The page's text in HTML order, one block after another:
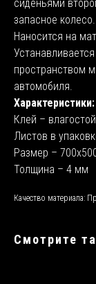
сиденьями
запасное колесо.
Наносится на
пространством
автомобиля.
Характеристики:
Клей –
Листов в
Размер –
Толщина – 4 мм
Качество материала:
Смотрите